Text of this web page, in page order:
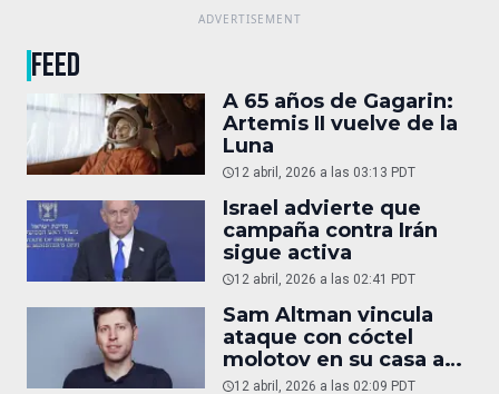
FEED
A 65 años de Gagarin:
Artemis II vuelve de la
Luna
12 abril, 2026 a las 03:13 PDT
Israel advierte que
campaña contra Irán
sigue activa
12 abril, 2026 a las 02:41 PDT
Sam Altman vincula
ataque con cóctel
molotov en su casa a
reportaje
12 abril, 2026 a las 02:09 PDT